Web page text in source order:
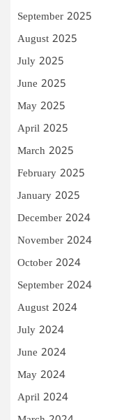
September 2025
August 2025
July 2025
June 2025
May 2025
April 2025
March 2025
February 2025
January 2025
December 2024
November 2024
October 2024
September 2024
August 2024
July 2024
June 2024
May 2024
April 2024